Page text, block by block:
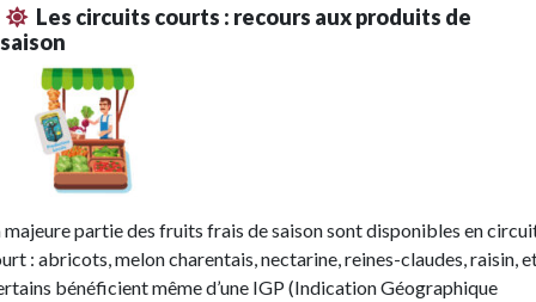
Les circuits courts : recours aux produits de
saison
majeure partie des fruits frais de saison sont disponibles en
: abricots, melon charentais, nectarine, reines-claudes, raisin,
bénéficient même d’une IGP (Indication Géographique